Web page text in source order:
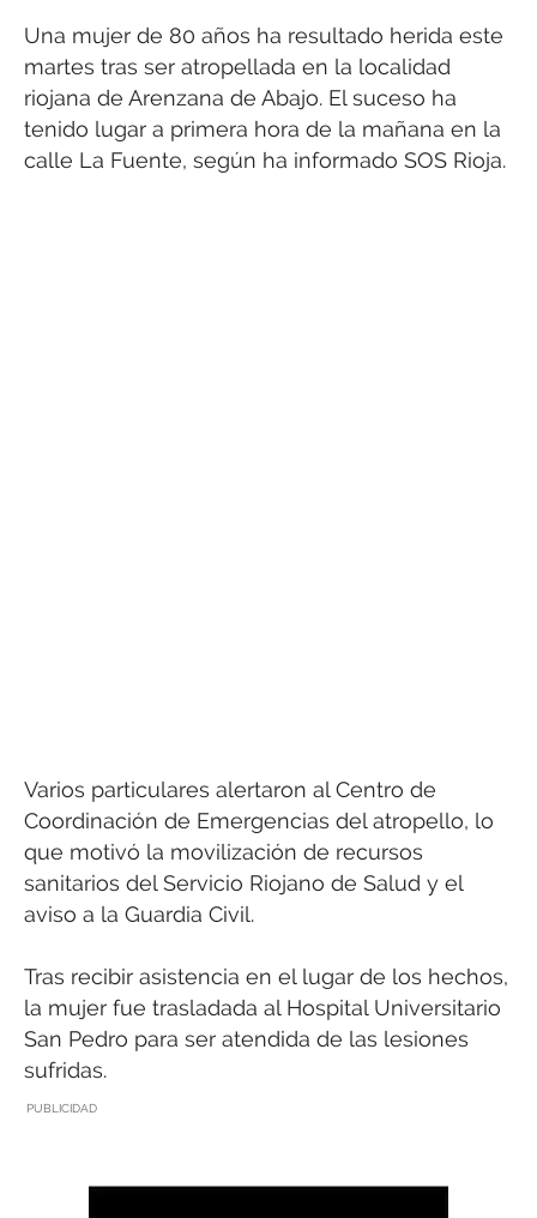
Una mujer de 80 años ha resultado herida este
martes tras ser atropellada en la localidad
riojana de Arenzana de Abajo. El suceso ha
tenido lugar a primera hora de la mañana en la
calle La Fuente, según ha informado SOS Rioja.
Varios particulares alertaron al Centro de
Coordinación de Emergencias del atropello, lo
que motivó la movilización de recursos
sanitarios del Servicio Riojano de Salud y el
aviso a la Guardia Civil.
Tras recibir asistencia en el lugar de los hechos,
la mujer fue trasladada al Hospital Universitario
San Pedro para ser atendida de las lesiones
sufridas.
PUBLICIDAD